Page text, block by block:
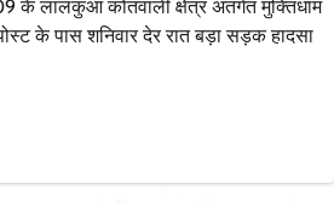
109 के लालकुआं कोतवाली क्षेत्र अंतर्गत मुक्तिधाम
के पास शनिवार देर रात बड़ा सड़क हादसा